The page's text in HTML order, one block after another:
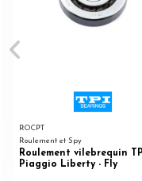
ROCPT
Roulement et Spy
Roulement vilebrequin TPI
Piaggio Liberty - Fly